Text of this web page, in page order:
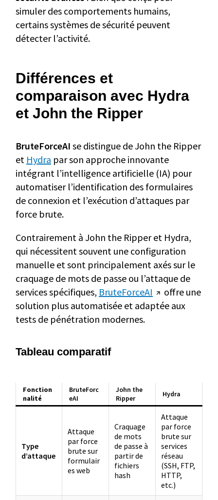
simuler des comportements humains,
certains systèmes de sécurité peuvent
détecter l’activité.
Différences et
comparaison avec Hydra
et John the Ripper
BruteForceAI se distingue de John the Ripper
et Hydra par son approche innovante
intégrant l’intelligence artificielle (IA) pour
automatiser l’identification des formulaires
de connexion et l’exécution d’attaques par
force brute.
Contrairement à John the Ripper et Hydra,
qui nécessitent souvent une configuration
manuelle et sont principalement axés sur le
craquage de mots de passe ou l’attaque de
services spécifiques, BruteForceAI
offre une
solution plus automatisée et adaptée aux
tests de pénétration modernes.
Tableau comparatif
Fonction
nalité
BruteForc
eAI
John the
Ripper
Hydra
Type
d’attaque
Attaque
par force
brute sur
formulair
es web
Craquage
de mots
de passe à
partir de
fichiers
hash
Attaque
par force
brute sur
services
réseau
(SSH, FTP,
HTTP,
etc.)